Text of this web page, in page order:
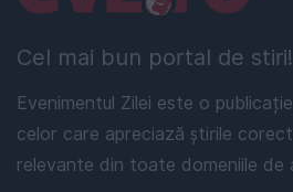
Cel mai bun portal de stiri!
Evenimentul Zilei este o
celor care apreciază știrile
relevante din toate domeniile